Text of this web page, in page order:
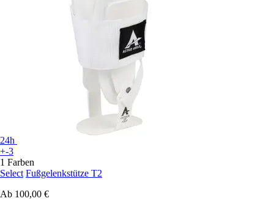
24h
+-3
1 Farben
Select Fußgelenkstütze T2
Ab 100,00 €